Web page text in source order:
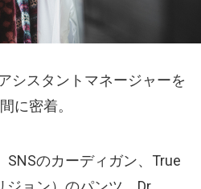
シスタントマネージャーを
に密着。
SNSのカーディガン、True